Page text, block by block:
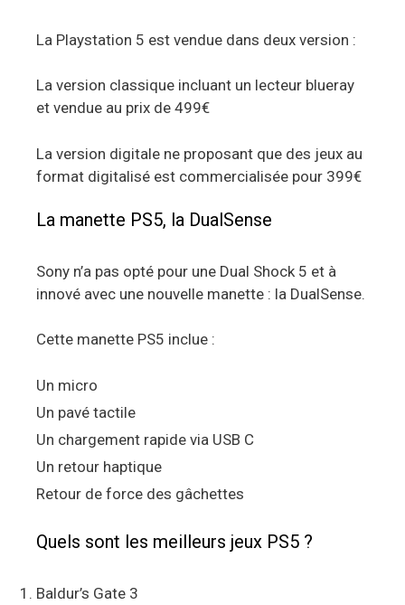
La Playstation 5 est vendue dans deux version :
La version classique incluant un lecteur blueray
et vendue au prix de 499€
La version digitale ne proposant que des jeux au
format digitalisé est commercialisée pour 399€
La manette PS5, la DualSense
Sony n’a pas opté pour une Dual Shock 5 et à
innové avec une nouvelle manette : la DualSense.
Cette manette PS5 inclue :
Un micro
Un pavé tactile
Un chargement rapide via USB C
Un retour haptique
Retour de force des gâchettes
Quels sont les meilleurs jeux PS5 ?
Baldur’s Gate 3